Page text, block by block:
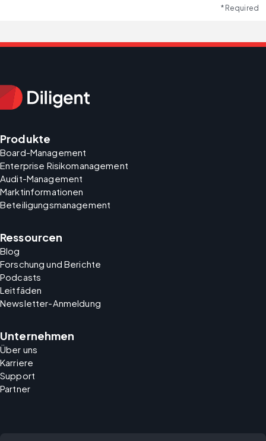
* Required
Produkte
Board-Management
Enterprise Risikomanagement
Audit-Management
Marktinformationen
Beteiligungsmanagement
Ressourcen
Blog
Forschung und Berichte
Podcasts
Leitfäden
Newsletter-Anmeldung
Unternehmen
Über uns
Karriere
Support
Partner